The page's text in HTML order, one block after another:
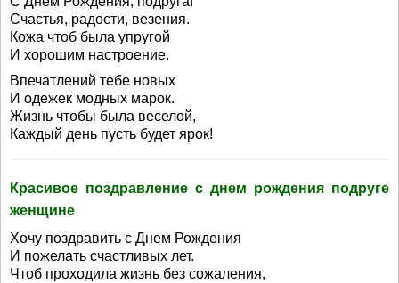
Счастья, радости, везения.
Кожа чтоб была упругой
И хорошим настроение.
Впечатлений тебе новых
И одежек модных марок.
Жизнь чтобы была веселой,
Каждый день пусть будет ярок!
Красивое поздравление с днем рождения подруге
женщине
Хочу поздравить с Днем Рождения
И пожелать счастливых лет.
Чтоб проходила жизнь без сожаления,